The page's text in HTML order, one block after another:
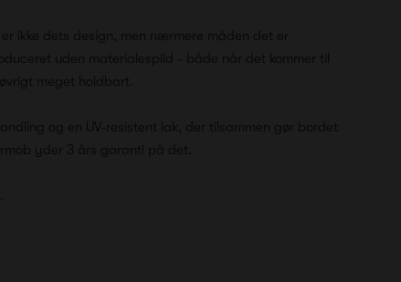
ikke dets design, men nærmere måden det er
uden materialespild - både når det kommer til
meget holdbart.
og en UV-resistent lak, der tilsammen gør bordet
yder 3 års garanti på det.